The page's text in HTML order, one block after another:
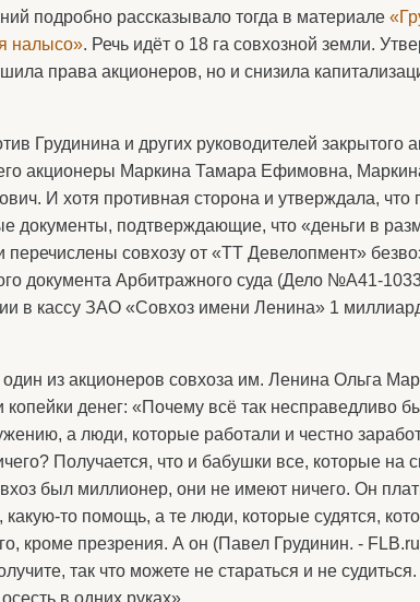
подробно рассказывало тогда в материале
налысо». Речь идёт о 18 га совхозной земли.
права акционеров, но и снизила
Грудинина и других руководителей закрытого
акционеры Маркина Тамара Ефимовна,
И хотя противная сторона и утверждала, что
документы, подтверждающие, что «деньги в
перечислены совхозу от «ТТ Девелопмент»
документа Арбитражного суда (Дело №А41-
в кассу ЗАО «Совхоз имени Ленина» 1
один из акционеров совхоза им. Ленина Ольга
копейки денег: «Почему всё так несправедливо
а люди, которые работали и честно
Получается, что и бабушки все, которые на
был миллионер, они не имеют ничего. Он
какую-то помощь, а те люди, которые судятся,
кроме презрения. А он (Павел Грудинин. -
так что можете не стараться и не
в одних руках».